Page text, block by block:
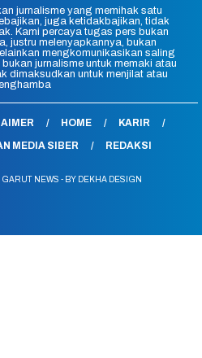
jurnalisme yang memihak satu
juga ketidakbajikan, tidak
Kami percaya tugas pers bukan
justru melenyapkannya, bukan
mengkomunikasikan saling
jurnalisme untuk memaki atau
dimaksudkan untuk menjilat atau
HOME
KARIR
MEDIA SIBER REDAKSI
GARUT NEWS - BY DEKHA DESIGN